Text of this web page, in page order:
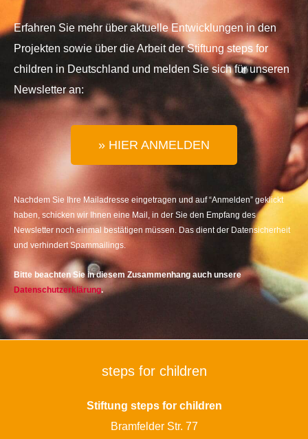
Erfahren Sie mehr über aktuelle Entwicklungen in den
Projekten sowie über die Arbeit der Stiftung steps for
children in Deutschland und melden Sie sich für unseren
Newsletter an:
» HIER ANMELDEN
Nachdem Sie Ihre Mailadresse eingetragen und auf “Anmelden” geklickt
haben, schicken wir Ihnen eine Mail, in der Sie den Empfang des
Newsletter noch einmal bestätigen müssen. Das dient der Datensicherheit
und verhindert Spammailings.
Bitte beachten Sie in diesem Zusammenhang auch unsere
Datenschutzerklärung.
steps for children
Stiftung steps for children
Bramfelder Str. 77